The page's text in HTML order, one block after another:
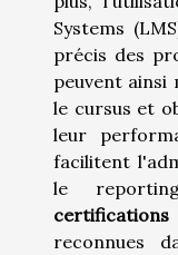
Systems
précis des
peuvent ainsi
le cursus et
leur
facilitent
le
reconnues